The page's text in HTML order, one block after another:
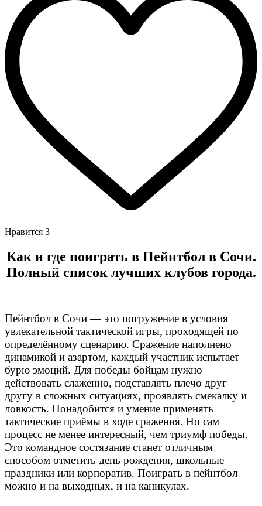
Нравится 3
Как и где поиграть в Пейнтбол в Сочи.
Полный список лучших клубов города.
Пейнтбол в Сочи — это погружение в условия
увлекательной тактической игры, проходящей по
определённому сценарию. Сражение наполнено
динамикой и азартом, каждый участник испытает
бурю эмоций. Для победы бойцам нужно
действовать слаженно, подставлять плечо друг
другу в сложных ситуациях, проявлять смекалку и
ловкость. Понадобится и умение применять
тактические приёмы в ходе сражения. Но сам
процесс не менее интересный, чем триумф победы.
Это командное состязание станет отличным
способом отметить день рождения, школьные
праздники или корпоратив. Поиграть в пейнтбол
можно и на выходных, и на каникулах.